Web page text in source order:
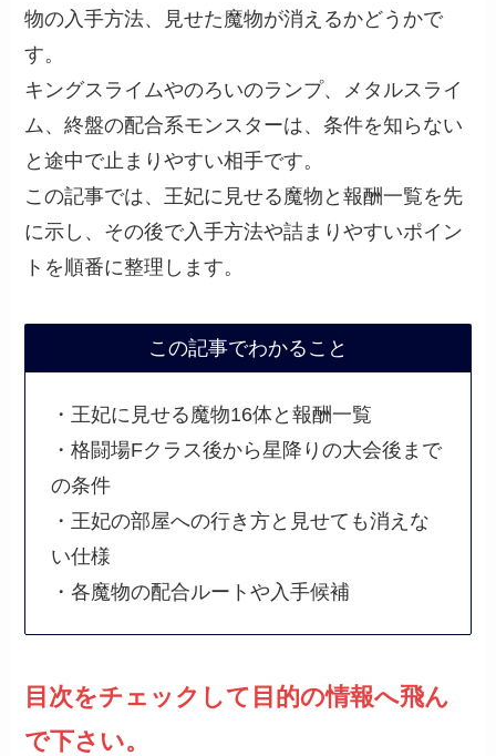
物の入手方法、見せた魔物が消えるかどうかで
す。
キングスライムやのろいのランプ、メタルスライ
ム、終盤の配合系モンスターは、条件を知らない
と途中で止まりやすい相手です。
この記事では、王妃に見せる魔物と報酬一覧を先
に示し、その後で入手方法や詰まりやすいポイン
トを順番に整理します。
この記事でわかること
・王妃に見せる魔物16体と報酬一覧
・格闘場Fクラス後から星降りの大会後まで
の条件
・王妃の部屋への行き方と見せても消えな
い仕様
・各魔物の配合ルートや入手候補
目次をチェックして目的の情報へ飛ん
で下さい。